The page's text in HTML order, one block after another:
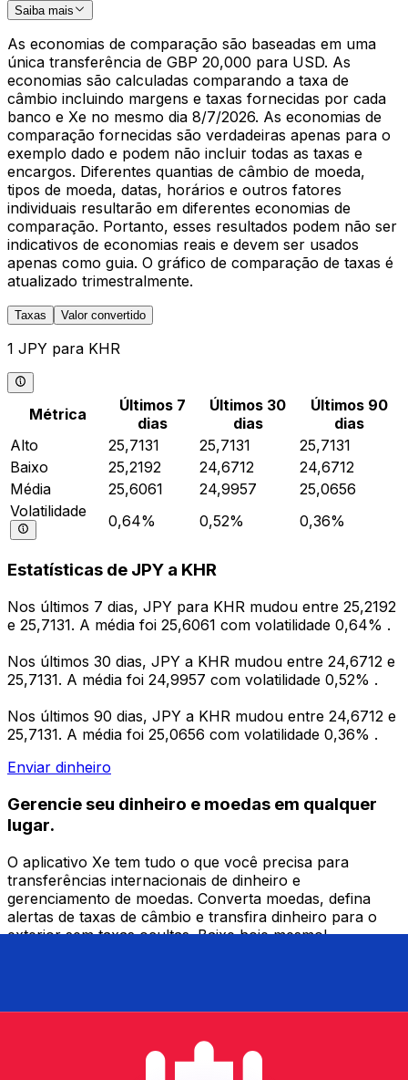
Saiba mais
As economias de comparação são baseadas em uma
única transferência de GBP 20,000 para USD. As
economias são calculadas comparando a taxa de
câmbio incluindo margens e taxas fornecidas por cada
banco e Xe no mesmo dia 8/7/2026. As economias de
comparação fornecidas são verdadeiras apenas para o
exemplo dado e podem não incluir todas as taxas e
encargos. Diferentes quantias de câmbio de moeda,
tipos de moeda, datas, horários e outros fatores
individuais resultarão em diferentes economias de
comparação. Portanto, esses resultados podem não ser
indicativos de economias reais e devem ser usados
apenas como guia. O gráfico de comparação de taxas é
atualizado trimestralmente.
Taxas Valor convertido
1 JPY para KHR
Métrica
Últimos 7
dias
Últimos 30
dias
Últimos 90
dias
Alto
25,7131 25,7131
25,7131
Baixo
25,2192 24,6712
24,6712
Média
25,6061 24,9957
25,0656
Volatilidade
0,64% 0,52% 0,36%
Estatísticas de JPY a KHR
Nos últimos 7 dias, JPY para KHR mudou entre 25,2192
e 25,7131. A média foi 25,6061 com volatilidade 0,64% .
Nos últimos 30 dias, JPY a KHR mudou entre 24,6712 e
25,7131. A média foi 24,9957 com volatilidade 0,52% .
Nos últimos 90 dias, JPY a KHR mudou entre 24,6712 e
25,7131. A média foi 25,0656 com volatilidade 0,36% .
Enviar dinheiro
Gerencie seu dinheiro e moedas em qualquer
lugar.
O aplicativo Xe tem tudo o que você precisa para
transferências internacionais de dinheiro e
gerenciamento de moedas. Converta moedas, defina
alertas de taxas de câmbio e transfira dinheiro para o
exterior sem taxas ocultas. Baixe hoje mesmo!